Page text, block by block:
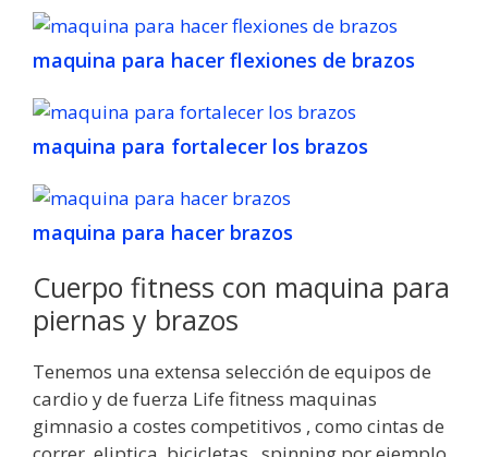
maquina para hacer flexiones de brazos
maquina para fortalecer los brazos
maquina para hacer brazos
Cuerpo fitness con maquina para
piernas y brazos
Tenemos una extensa selección de equipos de
cardio y de fuerza Life fitness maquinas
gimnasio a costes competitivos , como cintas de